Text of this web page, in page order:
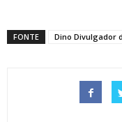
FONTE Dino Divulgador